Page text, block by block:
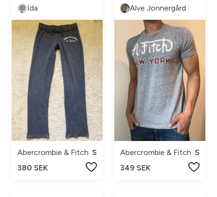
Ida
Abercrombie & Fitch S
380 SEK
Alve Jonnergård
Abercrombie & Fitch S
349 SEK